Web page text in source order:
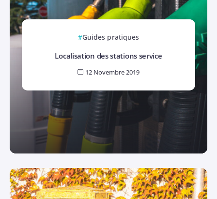
Guides pratiques
Localisation des stations service
12 Novembre 2019